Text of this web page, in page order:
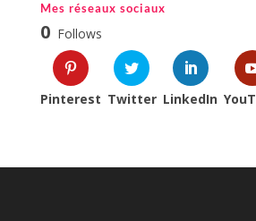
Mes réseaux sociaux
0 Follows
Pinterest Twitter LinkedIn